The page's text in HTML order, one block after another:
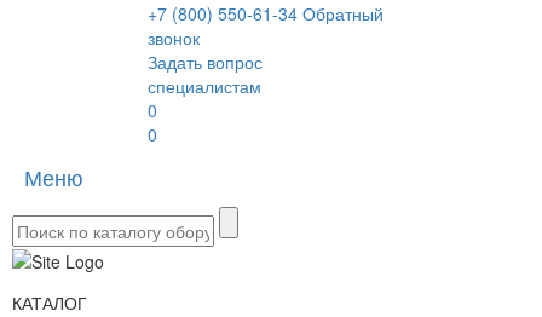
+7 (800) 550-61-34 Обратный
звонок
Задать вопрос
специалистам
0
0
Меню
КАТАЛОГ